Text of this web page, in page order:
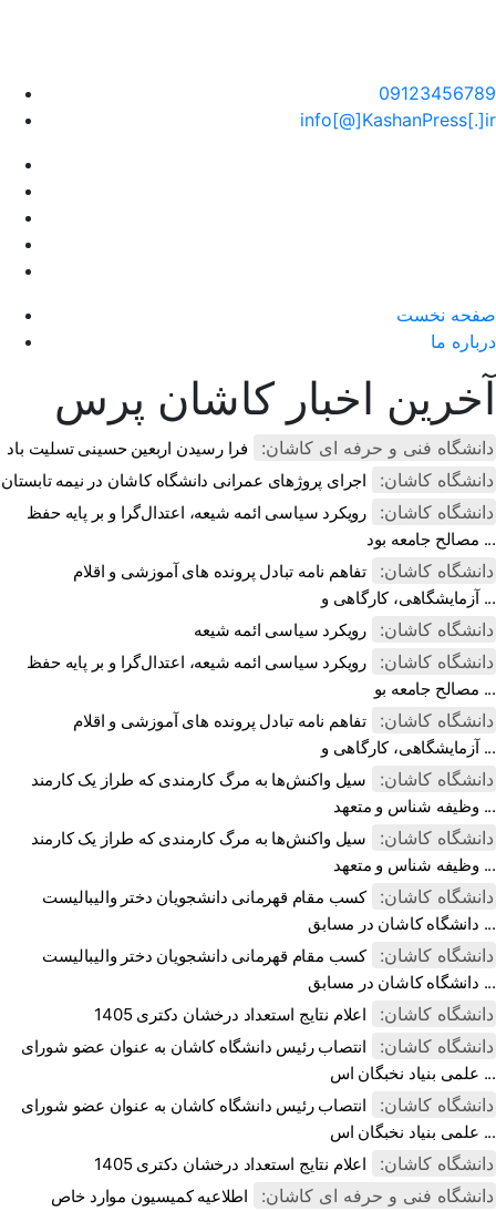
09123456789
info[@]KashanPress[.]ir
صفحه نخست
درباره ما
آخرین اخبار کاشان پرس
دانشگاه فنی و حرفه ای کاشان: فرا رسیدن اربعین حسینی تسلیت باد
دانشگاه کاشان: اجرای پروژهای عمرانی دانشگاه کاشان در نیمه تابستان
دانشگاه کاشان:
رویکرد سیاسی ائمه شیعه، اعتدال‌گرا و بر پایه حفظ
مصالح جامعه بود ...
دانشگاه کاشان:
تفاهم نامه تبادل پرونده‌ های آموزشی و اقلام
آزمایشگاهی، کارگاهی و ...
دانشگاه کاشان: رویکرد سیاسی ائمه شیعه
دانشگاه کاشان:
رویکرد سیاسی ائمه شیعه، اعتدال‌گرا و بر پایه حفظ
مصالح جامعه بو ...
دانشگاه کاشان:
تفاهم نامه تبادل پرونده‌ های آموزشی و اقلام
آزمایشگاهی، کارگاهی و ...
دانشگاه کاشان:
سیل واکنش‌ها به مرگ کارمندی که طراز یک کارمند
وظیفه شناس و متعهد ...
دانشگاه کاشان:
سیل واکنش‌ها به مرگ کارمندی که طراز یک کارمند
وظیفه شناس و متعهد ...
دانشگاه کاشان:
کسب مقام قهرمانی دانشجویان دختر والیبالیست
دانشگاه کاشان در مسابق ...
دانشگاه کاشان:
کسب مقام قهرمانی دانشجویان دختر والیبالیست
دانشگاه کاشان در مسابق ...
دانشگاه کاشان: اعلام نتایج استعداد درخشان دکتری 1405
دانشگاه کاشان:
انتصاب رئیس دانشگاه کاشان به عنوان عضو شورای
علمی بنیاد نخبگان اس ...
دانشگاه کاشان:
انتصاب رئیس دانشگاه کاشان به عنوان عضو شورای
علمی بنیاد نخبگان اس ...
دانشگاه کاشان: اعلام نتایج استعداد درخشان دکتری 1405
دانشگاه فنی و حرفه ای کاشان: اطلاعیه کمیسیون موارد خاص